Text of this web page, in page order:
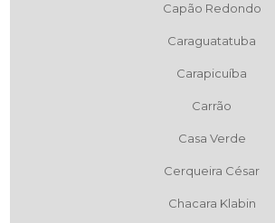
Capão Redondo
Caraguatatuba
Carapicuíba
Carrão
Casa Verde
Cerqueira César
Chacara Klabin